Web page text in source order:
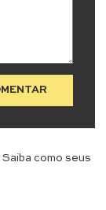
Saiba como seus